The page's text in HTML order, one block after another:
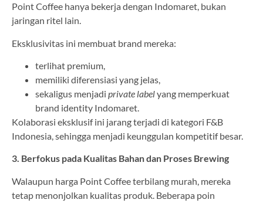
Point Coffee hanya bekerja dengan Indomaret, bukan
jaringan ritel lain.
Eksklusivitas ini membuat brand mereka:
terlihat premium,
memiliki diferensiasi yang jelas,
sekaligus menjadi private labelyang memperkuat
brand identity Indomaret.
Kolaborasi eksklusif ini jarang terjadi di kategori F&B
Indonesia, sehingga menjadi keunggulan kompetitif besar.
3. Berfokus pada Kualitas Bahan dan Proses Brewing
Walaupun harga Point Coffee terbilang murah, mereka
tetap menonjolkan kualitas produk. Beberapa poin